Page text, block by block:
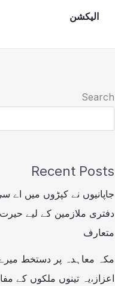
الیکشن
Search
Recent Posts
جاپانیوں نے کپڑوں میں اے
دفتری ملازمین کے لیے حیرت
متعارف
مکہ معاہدہ پر دستخط
اعزاز،یہ تینوں ملکوں کے